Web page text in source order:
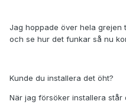
Jag hoppade över hela
och se hur det funkar så nu
Kunde du installera det öht?
När jag försöker installera står